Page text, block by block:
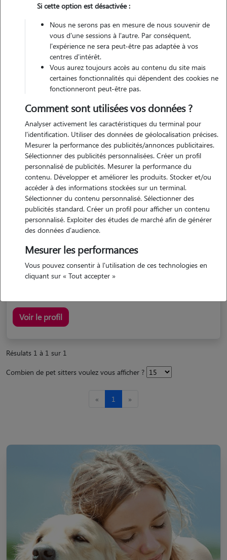
Elsa
VILLER 57340
maison possède des animaux
passionnée pour prendre soin de vos animaux !
Voir le profil
Résulats 1 à 1 sur 1
Combien de pet sitters voulez vous afficher ?
« 1 »
Si cette option est désactivée :
Nous ne serons pas en mesure de nous souvenir de
vous d'une sessions à l'autre. Par conséquent,
l'expérience ne sera peut-être pas adaptée à vos
centres d'intérêt.
Vous aurez toujours accès au contenu du site mais
certaines fonctionnalités qui dépendent des cookies ne
fonctionneront peut-être pas.
Comment sont utilisées vos données ?
Analyser activement les caractéristiques du terminal pour
l'identification. Utiliser des données de géolocalisation précises.
Mesurer la performance des publicités/annonces publicitaires.
Sélectionner des publicités personnalisées. Créer un profil
personnalisé de publicités. Mesurer la performance du
contenu. Développer et améliorer les produits. Stocker et/ou
accéder à des informations stockées sur un terminal.
Sélectionner du contenu personnalisé. Sélectionner des
publicités standard. Créer un profil pour afficher un contenu
personnalisé. Exploiter des études de marché afin de générer
des données d'audience.
Mesurer les performances
Vous pouvez consentir à l'utilisation de ces technologies en
cliquant sur « Tout accepter »